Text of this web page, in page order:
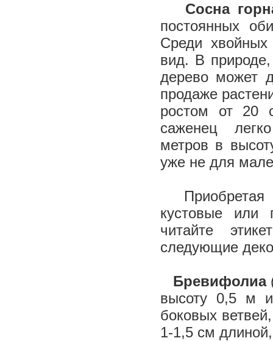
Сосна
постоянных
Среди хвойных
вид. В
дерево может
продаже
ростом от 20
саженец
метров в
уже не для
Приобретая
кустовые или
читайте
следующие
Бревифолиа
высоту 0,5 м
боковых
1-1,5 см